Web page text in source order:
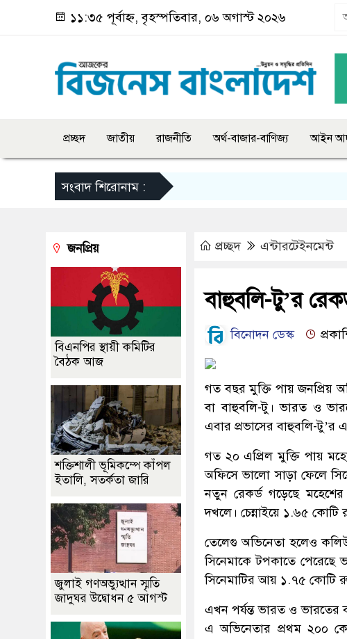
১১:৩৫ পূর্বাহ্ন, বৃহস্পতিবার, ০৬ অগাস্ট ২০২৬
প্রচ্ছদ জাতীয় রাজনীতি অর্থ-বাজার-বাণিজ্য আইন
সংবাদ শিরোনাম :
প্রচ্ছদ এন্টারটেইনমেন্ট
বাহুবলি-টু’র
বিনোদন ডেস্ক
গত বছর মুক্তি পায় জনপ্রিয়
বা বাহুবলি-টু। ভারত ও
এবার প্রভাসের বাহুবলি-
গত ২০ এপ্রিল মুক্তি পায়
অফিসে ভালো সাড়া ফেলে
নতুন রেকর্ড গড়েছে
দখলে। চেন্নাইয়ে ১.৬৫
তেলেগু অভিনেতা হলেও
সিনেমাকে টপকাতে পেরেছে
সিনেমাটির আয় ১.৭৫ কোটি
এখন পর্যন্ত ভারত ও
এ অভিনেতার প্রথম ২০০
জনপ্রিয়
বিএনপির স্থায়ী কমিটির
বৈঠক আজ
শক্তিশালী ভূমিকম্পে কাঁপল
ইতালি, সতর্কতা জারি
জুলাই গণঅভ্যুত্থান স্মৃতি
জাদুঘর উদ্বোধন ৫ আগস্ট